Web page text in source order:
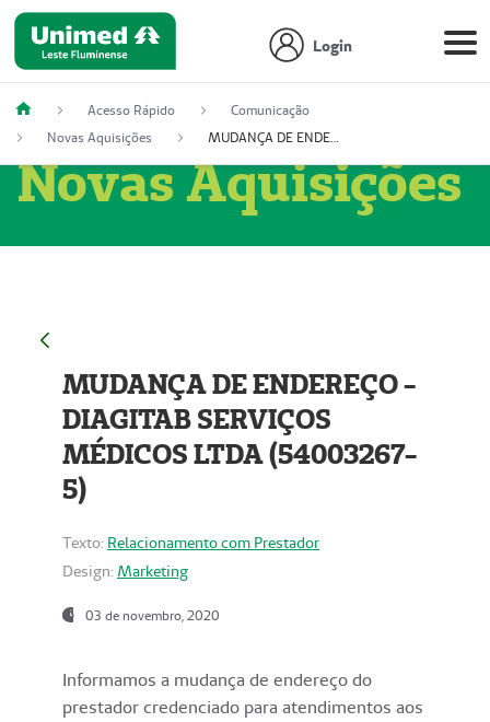
Login
Acesso Rápido
Comunicação
Novas Aquisições
MUDANÇA DE ENDEREÇO - DIAGITAB SERVIÇOS MÉDICOS LTDA (54003267-5)
Novas Aquisições
MUDANÇA DE ENDEREÇO -
DIAGITAB SERVIÇOS
MÉDICOS LTDA (54003267-
5)
Texto: Relacionamento com Prestador
Design: Marketing
03 de novembro, 2020
Informamos a mudança de endereço do
prestador credenciado para atendimentos aos